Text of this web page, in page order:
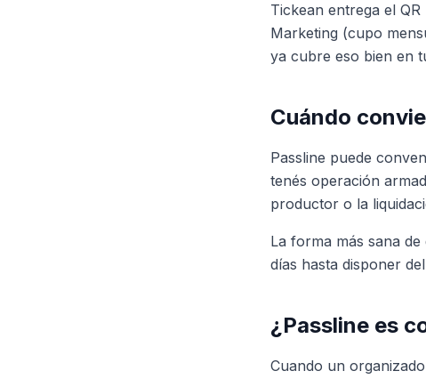
Tickean entrega el
Marketing (cupo
ya cubre eso bien en
Cuándo
Passline puede
tenés operación
productor o la
La forma más sana
días hasta disponer
¿Passline es
Cuando un